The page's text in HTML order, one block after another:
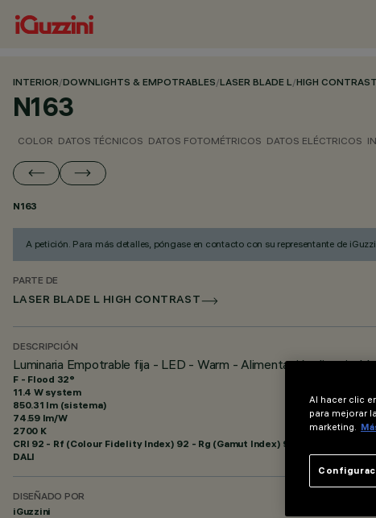
INTERIOR/DOWNLIGHTS & EMPOTRABLES/LASER BLADE L/HIGH CONTRAST
N163
COLOR DATOS TÉCNICOS DATOS FOTOMÉTRICOS DATOS ELÉCTRICOS
N163
A petición. Para más detalles, póngase en contacto con su representante de
PARTE DE
LASER BLADE L HIGH CONTRAST
DESCRIPCIÓN
Luminaria Empotrable fija - LED - Warm - Alimentación
F - Flood 32°
11.4 W system
850.31 lm (sistema)
74.59 lm/W
2700 K
CRI 92 - Rf (Colour Fidelity Index) 92 - Rg (Gamut Index) 99
DALI
DISEÑADO POR
iGuzzini
Al hacer clic
para mejorar
marketing.